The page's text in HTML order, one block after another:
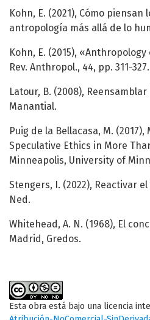
Kohn, E. (2021), Cómo piensan
antropología más allá de lo
Kohn, E. (2015),
Rev. Anthropol., 44, pp. 311-327.
Latour, B. (2008),
Manantial.
Puig de la Bellacasa, M.
Speculative Ethics in More
Minneapolis, University of
Stengers, I. (2022), Reactivar
Ned.
Whitehead, A. N. (1968), El
Madrid, Gredos.
Esta obra está bajo una licencia